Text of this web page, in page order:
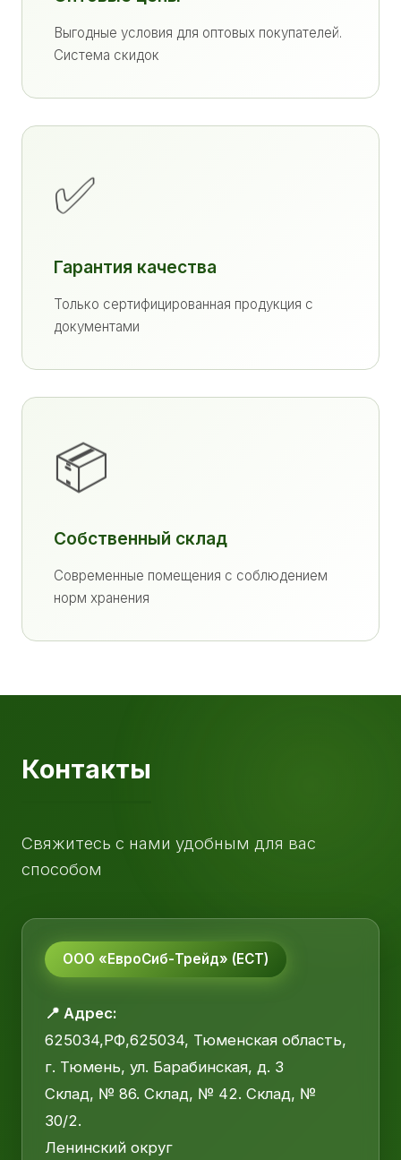
Выгодные условия для оптовых покупателей.
Система скидок
✅
Гарантия качества
Только сертифицированная продукция с
документами
📦
Собственный склад
Современные помещения с соблюдением
норм хранения
Контакты
Свяжитесь с нами удобным для вас
способом
ООО «ЕвроСиб-Трейд» (ЕСТ)
📍 Адрес:
625034,РФ,625034, Тюменская область,
г. Тюмень, ул. Барабинская, д. 3
Склад, № 86. Склад, № 42. Склад, №
30/2.
Ленинский округ